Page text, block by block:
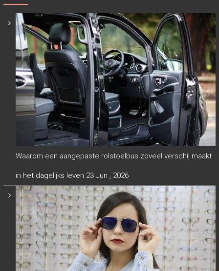
Waarom een aangepaste rolstoelbus zoveel verschil maakt
in het dagelijks leven 23 Jun , 2026